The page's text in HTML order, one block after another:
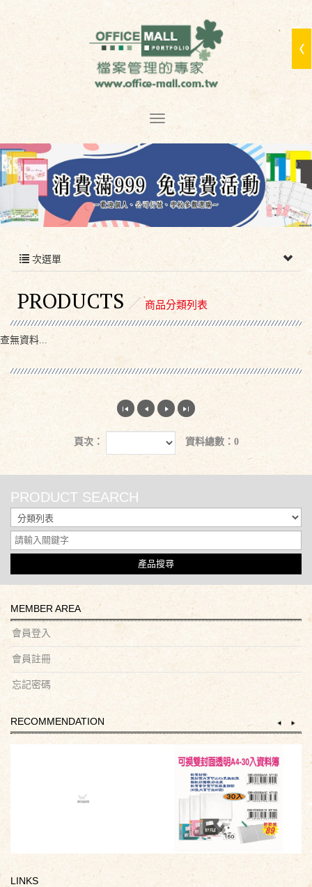
次選單
PRODUCTS 商品分類列表
查無資料...
頁次： 資料總數：0
PRODUCT SEARCH
產品搜尋
MEMBER AREA
會員登入
會員註冊
忘記密碼
RECOMMENDATION
LINKS